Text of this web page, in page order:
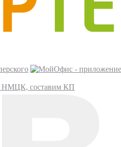
НМЦК, составим КП